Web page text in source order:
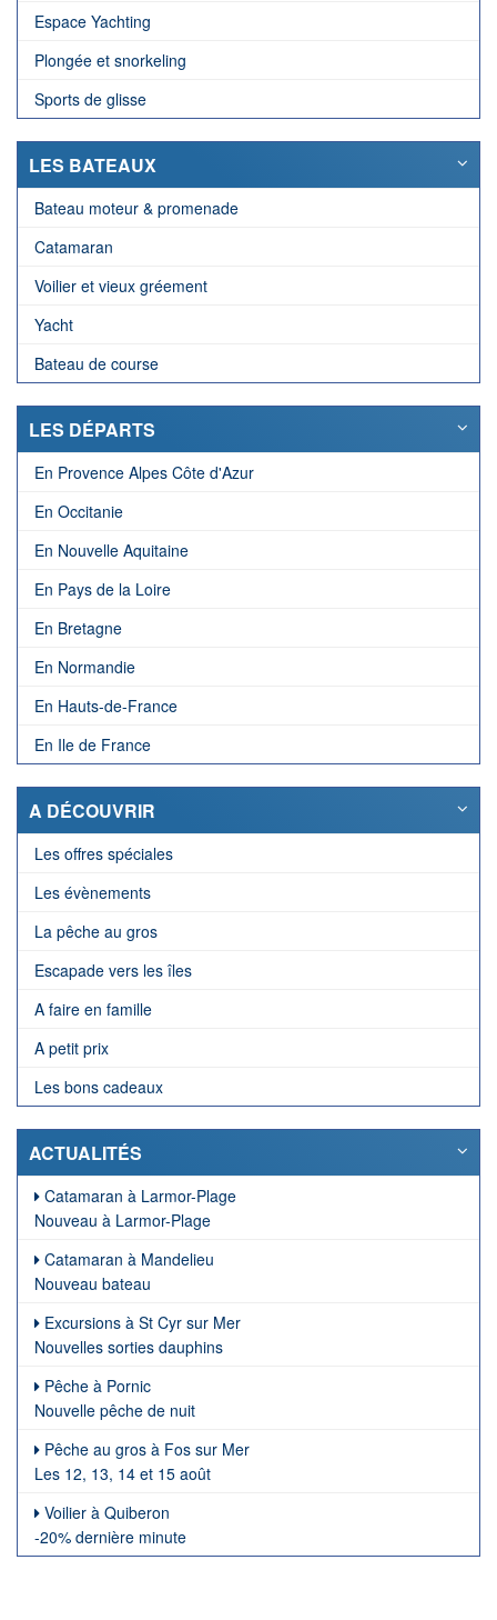
Espace Yachting
Plongée et snorkeling
Sports de glisse
LES BATEAUX
Bateau moteur & promenade
Catamaran
Voilier et vieux gréement
Yacht
Bateau de course
LES DÉPARTS
En Provence Alpes Côte d'Azur
En Occitanie
En Nouvelle Aquitaine
En Pays de la Loire
En Bretagne
En Normandie
En Hauts-de-France
En Ile de France
A DÉCOUVRIR
Les offres spéciales
Les évènements
La pêche au gros
Escapade vers les îles
A faire en famille
A petit prix
Les bons cadeaux
ACTUALITÉS
Catamaran à Larmor-Plage
Nouveau à Larmor-Plage
Catamaran à Mandelieu
Nouveau bateau
Excursions à St Cyr sur Mer
Nouvelles sorties dauphins
Pêche à Pornic
Nouvelle pêche de nuit
Pêche au gros à Fos sur Mer
Les 12, 13, 14 et 15 août
Voilier à Quiberon
-20% dernière minute